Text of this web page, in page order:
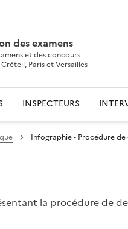
des examens
et des concours
Paris et Versailles
INSPECTEURS
Infographie - Procédure de
dans le presse-papier
la procédure de